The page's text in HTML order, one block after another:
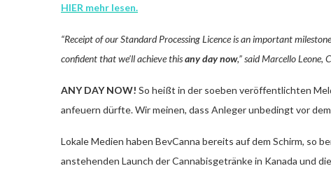
HIER mehr lesen.
“Receipt of our Standard Processing Licence is an important
confident that we’ll achieve thisany day now,” said Marcello Leone,
ANY DAY NOW! So heißt in der soeben veröffentlichten
anfeuern dürfte. Wir meinen, dass Anleger unbedingt vor
Lokale Medien haben BevCanna bereits auf dem Schirm, so
anstehenden Launch der Cannabisgetränke in Kanada und